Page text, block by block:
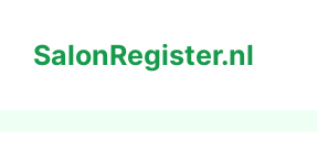
naarSalonRegister.nl